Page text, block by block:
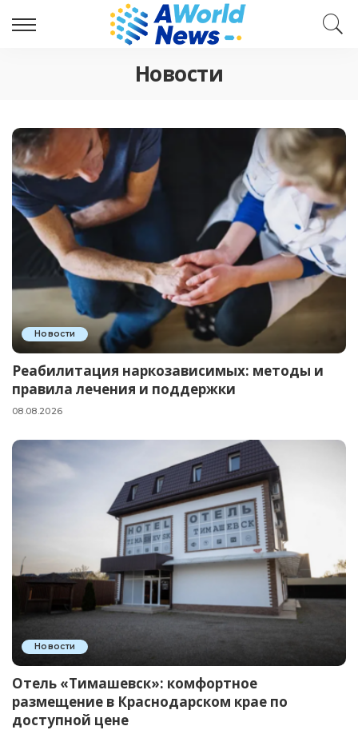
Новости
Новости
Реабилитация наркозависимых: методы и
правила лечения и поддержки
08.08.2026
Новости
Отель «Тимашевск»: комфортное
размещение в Краснодарском крае по
доступной цене